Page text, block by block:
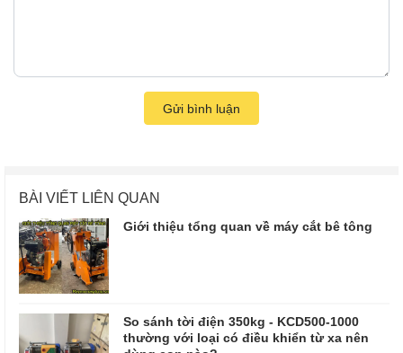
Gửi bình luận
BÀI VIẾT LIÊN QUAN
Giới thiệu tổng quan về máy cắt bê tông
So sánh tời điện 350kg - KCD500-1000
thường với loại có điều khiển từ xa nên